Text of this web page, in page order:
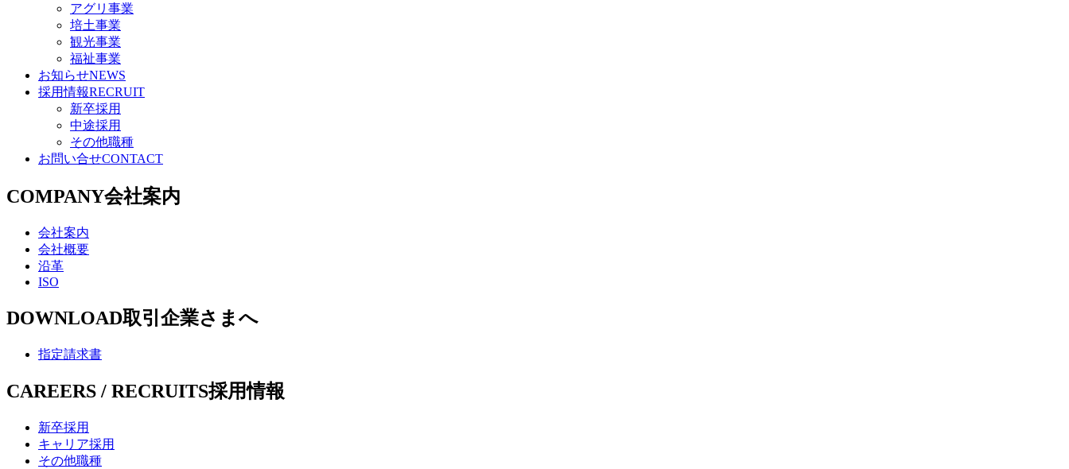
アグリ事業
培土事業
観光事業
福祉事業
お知らせNEWS
採用情報RECRUIT
新卒採用
中途採用
その他職種
お問い合せCONTACT
COMPANY会社案内
会社案内
会社概要
沿革
ISO
DOWNLOAD取引企業さまへ
指定請求書
CAREERS / RECRUITS採用情報
新卒採用
キャリア採用
その他職種